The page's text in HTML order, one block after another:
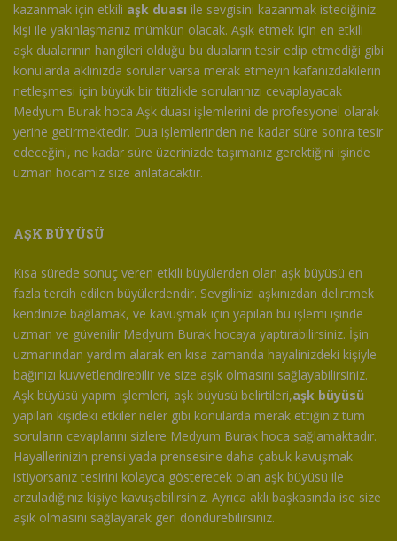
kazanmak için etkili aşk duası ile sevgisini kazanmak istediğiniz
kişi ile yakınlaşmanız mümkün olacak. Aşık etmek için en etkili
aşk dualarının hangileri olduğu bu duaların tesir edip etmediği gibi
konularda aklınızda sorular varsa merak etmeyin kafanızdakilerin
netleşmesi için büyük bir titizlikle sorularınızı cevaplayacak
Medyum Burak hoca Aşk duası işlemlerini de profesyonel olarak
yerine getirmektedir. Dua işlemlerinden ne kadar süre sonra tesir
edeceğini, ne kadar süre üzerinizde taşımanız gerektiğini işinde
uzman hocamız size anlatacaktır.
AŞK BÜYÜSÜ
Kısa sürede sonuç veren etkili büyülerden olan aşk büyüsü en
fazla tercih edilen büyülerdendir. Sevgilinizi aşkınızdan delirtmek
kendinize bağlamak, ve kavuşmak için yapılan bu işlemi işinde
uzman ve güvenilir Medyum Burak hocaya yaptırabilirsiniz. İşin
uzmanından yardım alarak en kısa zamanda hayalinizdeki kişiyle
bağınızı kuvvetlendirebilir ve size aşık olmasını sağlayabilirsiniz.
Aşk büyüsü yapım işlemleri, aşk büyüsü belirtileri,aşk büyüsü
yapılan kişideki etkiler neler gibi konularda merak ettiğiniz tüm
soruların cevaplarını sizlere Medyum Burak hoca sağlamaktadır.
Hayallerinizin prensi yada prensesine daha çabuk kavuşmak
istiyorsanız tesirini kolayca gösterecek olan aşk büyüsü ile
arzuladığınız kişiye kavuşabilirsiniz. Ayrıca aklı başkasında ise size
aşık olmasını sağlayarak geri döndürebilirsiniz.